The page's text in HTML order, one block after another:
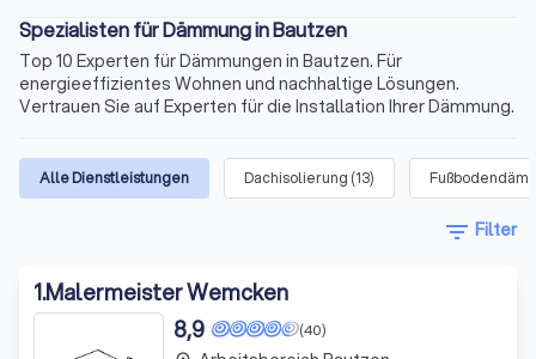
Spezialisten für Dämmung in Bautzen
Top 10 Experten für Dämmungen in Bautzen. Für
energieeffizientes Wohnen und nachhaltige Lösungen.
Vertrauen Sie auf Experten für die Installation Ihrer Dämmung.
Alle Dienstleistungen Dachisolierung (13)
filter_list Filter
1.Malermeister Wemcken
(40)
8,9